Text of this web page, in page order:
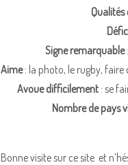
Signe remarquable
Aime: la photo, le rugby, faire
Avoue difficilement : se
Nombre de pays
Bonne visite sur ce site et